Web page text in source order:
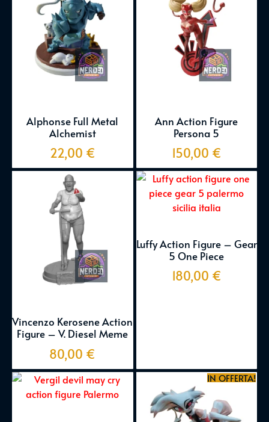
Alphonse Full Metal
Alchemist
22,00 €
Ann Action Figure
Persona 5
150,00 €
Vincenzo Kerosene Action
Figure – V. Diesel Meme
80,00 €
Luffy Action Figure – Gear
5 One Piece
180,00 €
IN OFFERTA!